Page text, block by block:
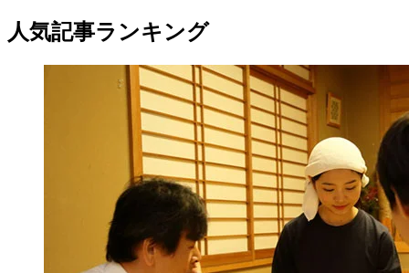
人気記事ランキング